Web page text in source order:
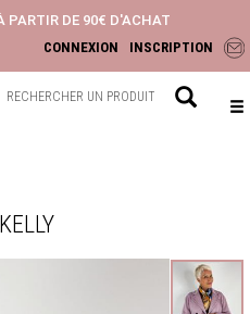
PARTIR DE 90€ D'ACHAT
CONNEXION INSCRIPTION